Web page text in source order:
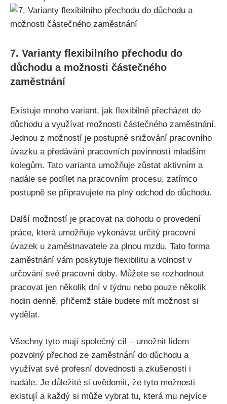
7. Varianty flexibilního přechodu do
důchodu a možnosti částečného
zaměstnání
Existuje mnoho variant, jak flexibilně přecházet do
důchodu a využívat možnosti částečného zaměstnání.
Jednou z možností je postupné snižování pracovního
úvazku a předávání pracovních povinností mladším
kolegům. Tato varianta umožňuje zůstat aktivním a
nadále se podílet na pracovním procesu, zatímco
postupně se připravujete na plný odchod do důchodu.
Další možností je pracovat na dohodu o provedení
práce, která umožňuje vykonávat určitý pracovní
úvazek u zaměstnavatele za plnou mzdu. Tato forma
zaměstnání vám poskytuje flexibilitu a volnost v
určování své pracovní doby. Můžete se rozhodnout
pracovat jen několik dní v týdnu nebo pouze několik
hodin denně, přičemž stále budete mít možnost si
vydělat.
Všechny tyto mají společný cíl – umožnit lidem
pozvolný přechod ze zaměstnání do důchodu a
využívat své profesní dovednosti a zkušenosti i
nadále. Je důležité si uvědomit, že tyto možnosti
existují a každý si může vybrat tu, která mu nejvíce